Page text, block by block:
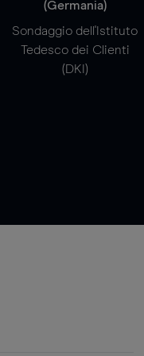
(Germania)
Sondaggio dell'Istituto
Tedesco dei Clienti
(DKI)